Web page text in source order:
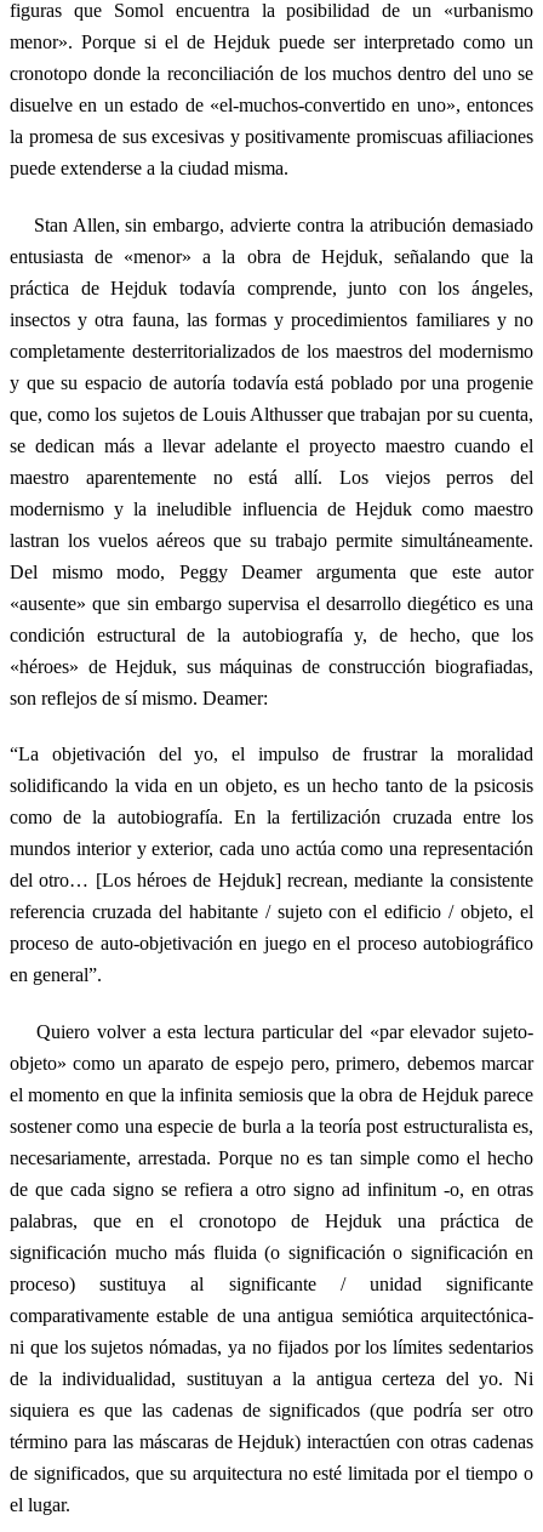
figuras que Somol encuentra la posibilidad de un «urbanismo
menor». Porque si el de Hejduk puede ser interpretado como un
cronotopo donde la reconciliación de los muchos dentro del uno se
disuelve en un estado de «el-muchos-convertido en uno», entonces
la promesa de sus excesivas y positivamente promiscuas afiliaciones
puede extenderse a la ciudad misma.
Stan Allen, sin embargo, advierte contra la atribución demasiado
entusiasta de «menor» a la obra de Hejduk, señalando que la
práctica de Hejduk todavía comprende, junto con los ángeles,
insectos y otra fauna, las formas y procedimientos familiares y no
completamente desterritorializados de los maestros del modernismo
y que su espacio de autoría todavía está poblado por una progenie
que, como los sujetos de Louis Althusser que trabajan por su cuenta,
se dedican más a llevar adelante el proyecto maestro cuando el
maestro aparentemente no está allí. Los viejos perros del
modernismo y la ineludible influencia de Hejduk como maestro
lastran los vuelos aéreos que su trabajo permite simultáneamente.
Del mismo modo, Peggy Deamer argumenta que este autor
«ausente» que sin embargo supervisa el desarrollo diegético es una
condición estructural de la autobiografía y, de hecho, que los
«héroes» de Hejduk, sus máquinas de construcción biografiadas,
son reflejos de sí mismo. Deamer:
“La objetivación del yo, el impulso de frustrar la moralidad
solidificando la vida en un objeto, es un hecho tanto de la psicosis
como de la autobiografía. En la fertilización cruzada entre los
mundos interior y exterior, cada uno actúa como una representación
del otro… [Los héroes de Hejduk] recrean, mediante la consistente
referencia cruzada del habitante / sujeto con el edificio / objeto, el
proceso de auto-objetivación en juego en el proceso autobiográfico
en general”.
Quiero volver a esta lectura particular del «par elevador sujeto-
objeto» como un aparato de espejo pero, primero, debemos marcar
el momento en que la infinita semiosis que la obra de Hejduk parece
sostener como una especie de burla a la teoría post estructuralista es,
necesariamente, arrestada. Porque no es tan simple como el hecho
de que cada signo se refiera a otro signo ad infinitum -o, en otras
palabras, que en el cronotopo de Hejduk una práctica de
significación mucho más fluida (o significación o significación en
proceso) sustituya al significante / unidad significante
comparativamente estable de una antigua semiótica arquitectónica-
ni que los sujetos nómadas, ya no fijados por los límites sedentarios
de la individualidad, sustituyan a la antigua certeza del yo. Ni
siquiera es que las cadenas de significados (que podría ser otro
término para las máscaras de Hejduk) interactúen con otras cadenas
de significados, que su arquitectura no esté limitada por el tiempo o
el lugar.